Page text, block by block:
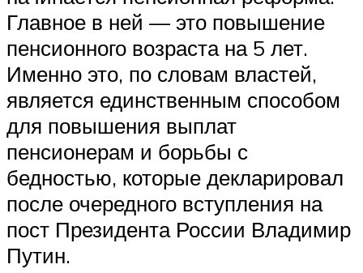
Главное в ней — это повышение
пенсионного возраста на 5 лет.
Именно это, по словам властей,
является единственным способом
для повышения выплат
пенсионерам и борьбы с
бедностью, которые декларировал
после очередного вступления на
пост Президента России Владимир
Путин.